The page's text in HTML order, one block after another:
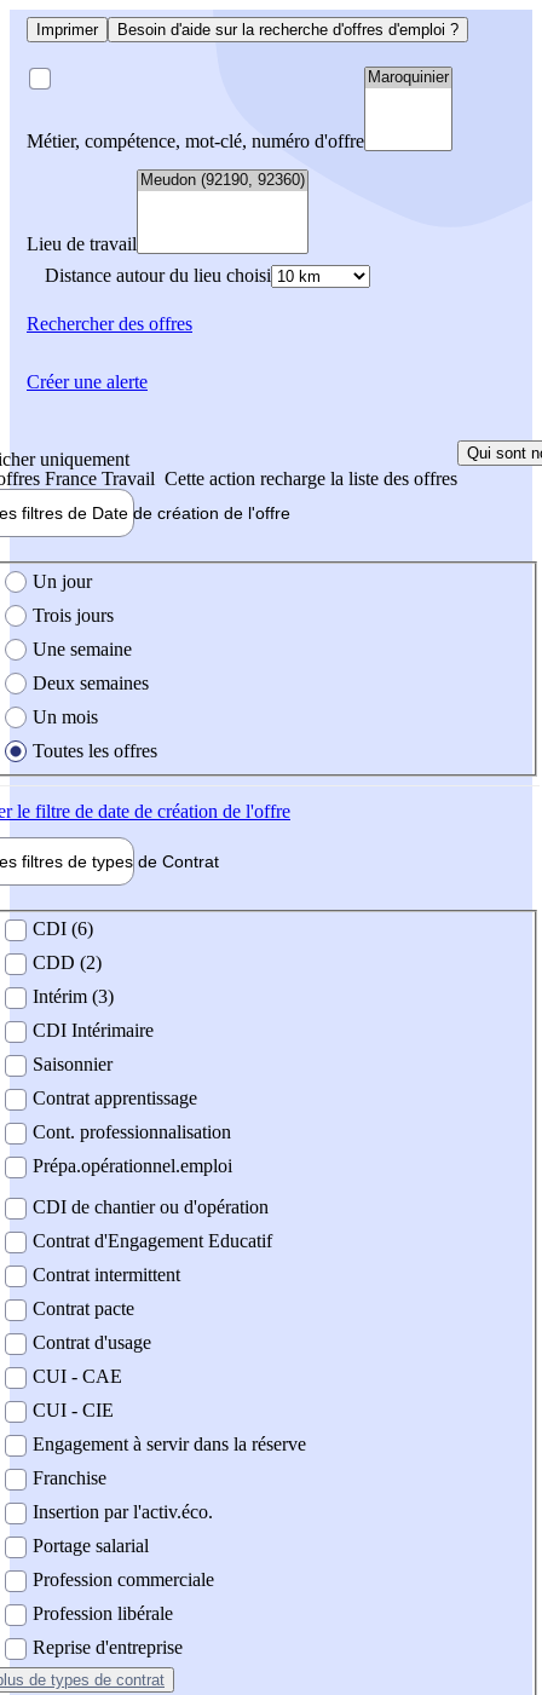
Imprimer Besoin d'aide sur la recherche d'offres d'emploi ?
Métier, compétence, mot-clé, numéro d'offre
Lieu de travail
Distance autour du lieu choisi
Rechercherdes offres
uniquement
France Travail Cette action recharge la liste des offres
Qui sont
filtres de Date de création de l'offre
création de l'offre
Un jour
Trois jours
Une semaine
Deux semaines
Un mois
Toutes les offres
le filtre de date de création de l'offre
filtres de types de Contrat
contrat
CDI (6)
CDD (2)
Intérim (3)
CDI Intérimaire
Saisonnier
Contrat apprentissage
Cont. professionnalisation
Prépa.opérationnel.emploi
CDI de chantier ou d'opération
Contrat d'Engagement Educatif
Contrat intermittent
Contrat pacte
Contrat d'usage
CUI - CAE
CUI - CIE
Engagement à servir dans la réserve
Franchise
Insertion par l'activ.éco.
Portage salarial
Profession commerciale
Profession libérale
Reprise d'entreprise
de types de contrat
Créer une alerte